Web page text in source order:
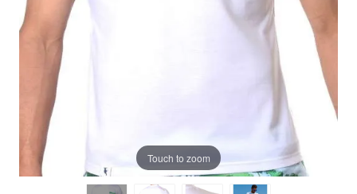
Touch to zoom